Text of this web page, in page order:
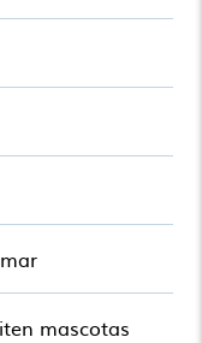
mascotas